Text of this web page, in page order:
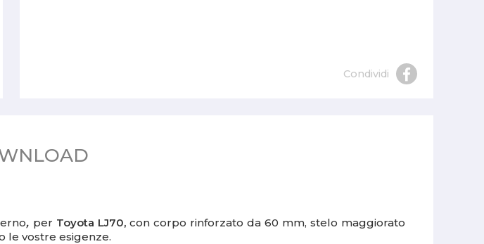
Condividi
, per Toyota LJ70, con corpo rinforzato da 60 mm, stelo maggiorato
le vostre esigenze.